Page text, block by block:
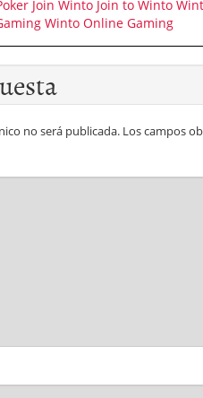
Join Winto Join to Winto
Winto Online Gaming
no será publicada. Los campos